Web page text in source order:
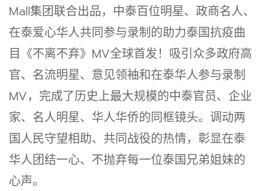
Mall集团联合出品，中泰百位明星、政商名人、
在泰爱心华人共同参与录制的助力泰国抗疫曲
目《不离不弃》MV全球首发！吸引众多政府高
官、名流明星、意见领袖和在泰华人参与录制
MV，完成了历史上最大规模的中泰官员、企业
家、名人明星、华人华侨的同框镜头。调动两
国人民守望相助、共同战役的热情，彰显在泰
华人团结一心、不抛弃每一位泰国兄弟姐妹的
心声。